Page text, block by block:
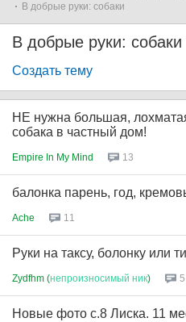
В добрые руки: собаки
В добрые руки: собаки
Создать тему
НЕ нужна большая,
собака в частный дом!
Empire In My Mind 13
балонка парень, год,
Ache 11
Руки на таксу, болонку или
Zydfhm (непроизносимый ник) 5
Новые фото с.8 Лиска. 11